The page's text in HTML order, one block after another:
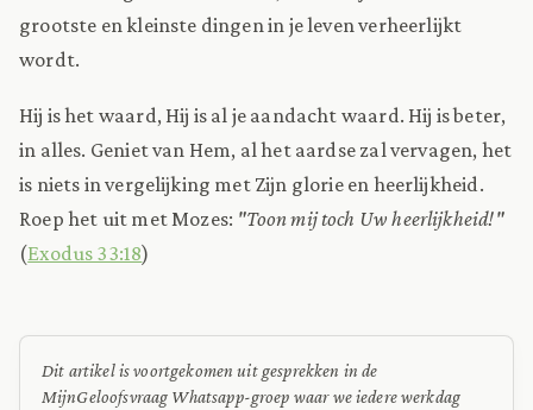
grootste en kleinste dingen in je leven verheerlijkt
wordt.
Hij is het waard, Hij is al je aandacht waard. Hij is beter,
in alles. Geniet van Hem, al het aardse zal vervagen, het
is niets in vergelijking met Zijn glorie en heerlijkheid.
Roep het uit met Mozes: "Toon mij toch Uw heerlijkheid!"
(Exodus 33:18)
Dit artikel is voortgekomen uit gesprekken in de
MijnGeloofsvraag Whatsapp-groep waar we iedere werkdag